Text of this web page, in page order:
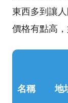
東西多到讓
價格有點高
名稱 地